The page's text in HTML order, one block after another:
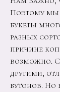
Поэтому мы
букеты
разных
причине
возможно.
другими,
бутонов. Но